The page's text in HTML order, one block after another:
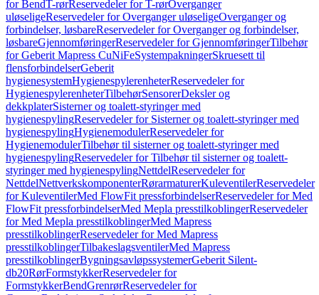
for BendT-rørReservedeler for T-rørOverganger
uløseligeReservedeler for Overganger uløseligeOverganger og
forbindelser, løsbareReservedeler for Overganger og forbindelser,
løsbareGjennomføringerReservedeler for GjennomføringerTilbehør
for Geberit Mapress CuNiFeSystempakningerSkruesett til
flensforbindelserGeberit
hygienesystemHygienespylerenheterReservedeler for
HygienespylerenheterTilbehørSensorerDeksler og
dekkplaterSisterner og toalett-styringer med
hygienespylingReservedeler for Sisterner og toalett-styringer med
hygienespylingHygienemodulerReservedeler for
HygienemodulerTilbehør til sisterner og toalett-styringer med
hygienespylingReservedeler for Tilbehør til sisterner og toalett-
styringer med hygienespylingNettdelReservedeler for
NettdelNettverkskomponenterRørarmaturerKuleventilerReservedeler
for KuleventilerMed FlowFit pressforbindelserReservedeler for Med
FlowFit pressforbindelserMed Mepla presstilkoblingerReservedeler
for Med Mepla presstilkoblingerMed Mapress
presstilkoblingerReservedeler for Med Mapress
presstilkoblingerTilbakeslagsventilerMed Mapress
presstilkoblingerBygningsavløpssystemerGeberit Silent-
db20RørFormstykkerReservedeler for
FormstykkerBendGrenrørReservedeler for